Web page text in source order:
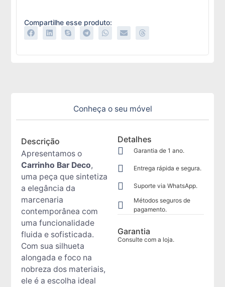
Compartilhe esse produto:
Conheça o seu móvel
Descrição
Apresentamos o
Carrinho Bar Deco,
uma peça que sintetiza
a elegância da
marcenaria
contemporânea com
uma funcionalidade
fluida e sofisticada.
Com sua silhueta
alongada e foco na
nobreza dos materiais,
ele é a escolha ideal
Detalhes
Garantia de 1 ano.
Entrega rápida e segura.
Suporte via WhatsApp.
Métodos seguros de
pagamento.
Garantia
Consulte com a loja.